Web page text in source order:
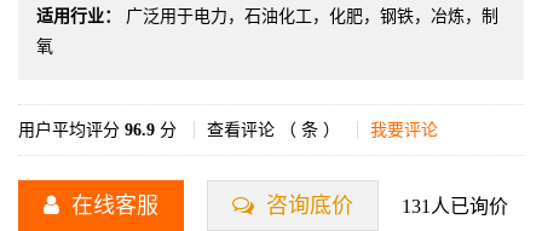
适用行业：
广泛用于电力，石油化工，化肥，钢铁，冶炼，制
氧
用户平均评分 96.9 分 查看评论 （ 条 ） 我要评论
在线客服 咨询底价 131人已询价